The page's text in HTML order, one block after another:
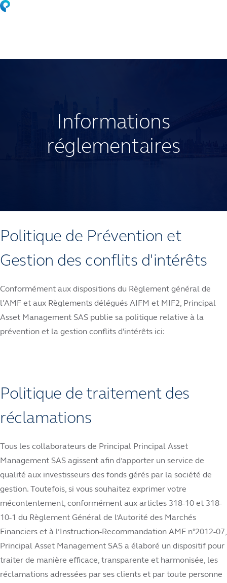
Skip
Informations
réglementaires
Politique de Prévention et
Gestion des conflits d'intérêts
Conformément aux dispositions du Règlement général de
l'AMF et aux Règlements délégués AIFM et MIF2, Principal
Asset Management SAS publie sa politique relative à la
prévention et la gestion conflits d'intérêts ici:
Politique de traitement des
réclamations
Tous les collaborateurs de Principal Principal Asset
Management SAS agissent afin d’apporter un service de
qualité aux investisseurs des fonds gérés par la société de
gestion. Toutefois, si vous souhaitez exprimer votre
mécontentement, conformément aux articles 318-10 et 318-
10-1 du Règlement Général de l’Autorité des Marchés
Financiers et à l’Instruction-Recommandation AMF n°2012-07,
Principal Asset Management SAS a élaboré un dispositif pour
traiter de manière efficace, transparente et harmonisée, les
réclamations adressées par ses clients et par toute personne